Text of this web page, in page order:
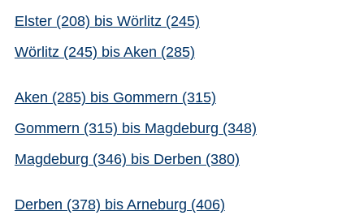
Elster (208) bis Wörlitz (245)
Wörlitz (245) bis Aken (285)
Aken (285) bis Gommern (315)
Gommern (315) bis Magdeburg (348)
Magdeburg (346) bis Derben (380)
Derben (378) bis Arneburg (406)